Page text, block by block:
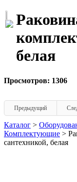
белая
Просмотров: 1306
Предыдущий
Каталог >
Комплектующие >
сантехникой, белая